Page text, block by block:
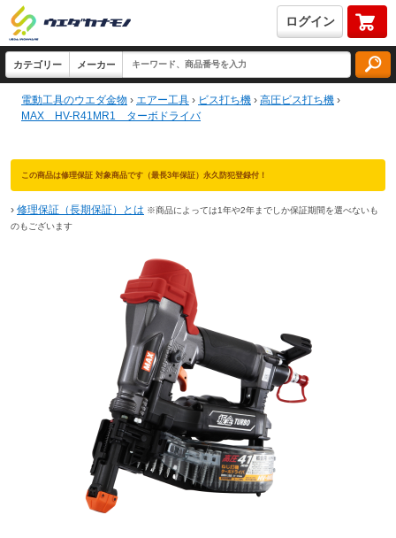
ログイン
電動工具のウエダ金物 › エアー工具 › ビス打ち機 › 高圧ビス打ち機 ›
MAX HV-R41MR1 ターボドライバ
この商品は修理保証 対象商品です（最長3年保証）永久防犯登録付！
› 修理保証（長期保証）とは ※商品によっては1年や2年までしか保証期間を選べないも
のもございます